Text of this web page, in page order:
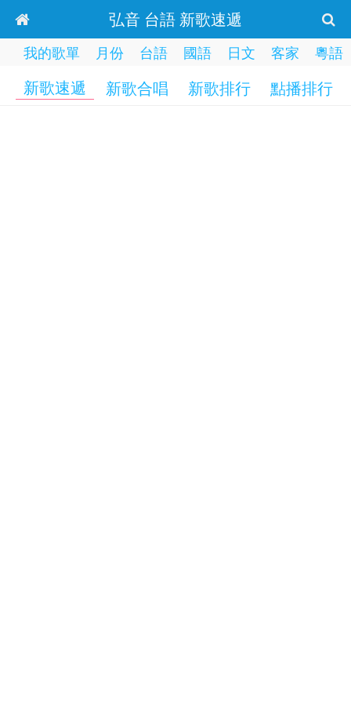
弘音 台語 新歌速遞
我的歌單 月份 台語 國語 日文 客家 粵語
新歌速遞 新歌合唱 新歌排行 點播排行